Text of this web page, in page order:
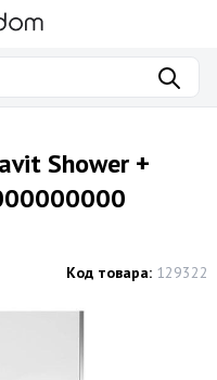
Shower +
Код товара: 129322